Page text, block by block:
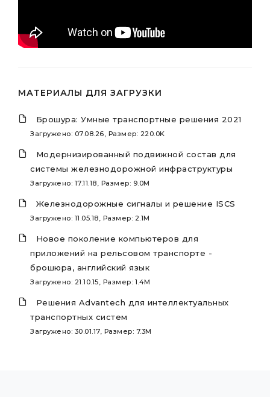
МАТЕРИАЛЫ ДЛЯ ЗАГРУЗКИ
Брошура: Умные транспортные решения 2021
Загружено: 07.08.26, Размер: 220.0K
Модернизированный подвижной состав для
системы железнодорожной инфраструктуры
Загружено: 17.11.18, Размер: 9.0M
Железнодорожные сигналы и решение ISCS
Загружено: 11.05.18, Размер: 2.1M
Новое поколение компьютеров для
приложений на рельсовом транспорте -
брошюра, английский язык
Загружено: 21.10.15, Размер: 1.4M
Решения Advantech для интеллектуальных
транспортных систем
Загружено: 30.01.17, Размер: 7.3M